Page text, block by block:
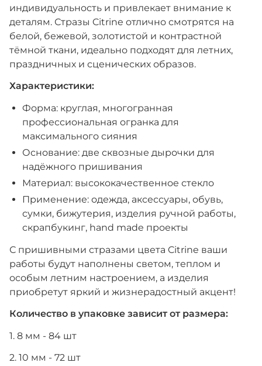
индивидуальность и привлекает внимание к
деталям. Стразы Citrine отлично смотрятся на
белой, бежевой, золотистой и контрастной
тёмной ткани, идеально подходят для летних,
праздничных и сценических образов.
Характеристики:
Форма: круглая, многогранная
профессиональная огранка для
максимального сияния
Основание: две сквозные дырочки для
надёжного пришивания
Материал: высококачественное стекло
Применение: одежда, аксессуары, обувь,
сумки, бижутерия, изделия ручной работы,
скрапбукинг, hand made проекты
С пришивными стразами цвета Citrine ваши
работы будут наполнены светом, теплом и
особым летним настроением, а изделия
приобретут яркий и жизнерадостный акцент!
Количество в упаковке зависит от размера:
1. 8 мм - 84 шт
2. 10 мм - 72 шт